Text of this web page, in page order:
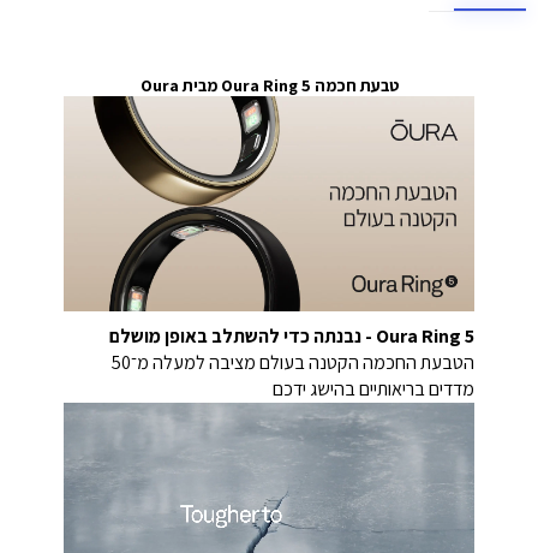
טבעת חכמה Oura Ring 5 מבית Oura
Oura Ring 5 - נבנתה כדי להשתלב באופן מושלם
הטבעת החכמה הקטנה בעולם מציבה למעלה מ־50
מדדים בריאותיים בהישג ידכם